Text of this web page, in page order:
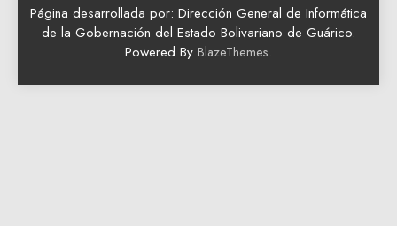
Página desarrollada por: Dirección General de Informática
de la Gobernación del Estado Bolivariano de Guárico.
Powered By BlazeThemes.